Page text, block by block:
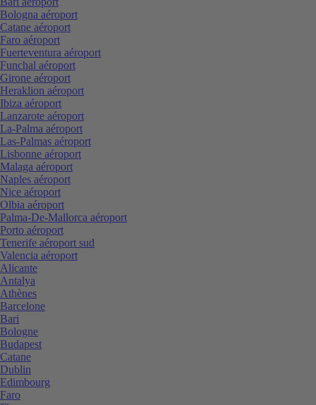
Bologna aéroport
Catane aéroport
Faro aéroport
Fuerteventura aéroport
Funchal aéroport
Girone aéroport
Heraklion aéroport
Ibiza aéroport
Lanzarote aéroport
La-Palma aéroport
Las-Palmas aéroport
Lisbonne aéroport
Malaga aéroport
Naples aéroport
Nice aéroport
Olbia aéroport
Palma-De-Mallorca aéroport
Porto aéroport
Tenerife aéroport sud
Valencia aéroport
Alicante
Antalya
Athènes
Barcelone
Bari
Bologne
Budapest
Catane
Dublin
Edimbourg
Faro